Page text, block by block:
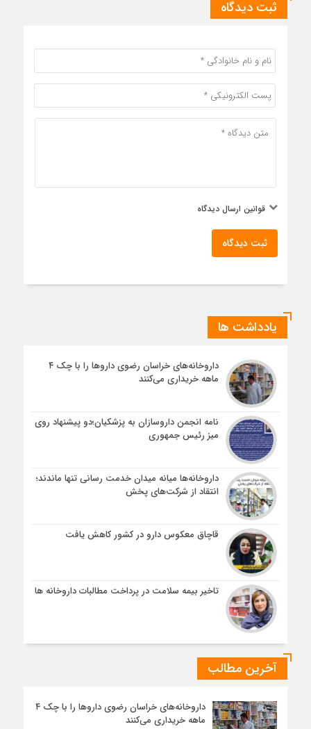
ثبت دیدگاه
قوانین ارسال دیدگاه
ثبت دیدگاه
یادداشت ها
داروخانه‌های خراسان رضوی داروها را با چک ۴
ماهه خریداری می‌کنند
نامه انجمن داروسازان به پزشکیان؛دو پیشنهاد روی
میز رئیس جمهوری
داروخانه‌ها میانه میدان خدمت رسانی تنها ماندند؛
انتقاد از شرکت‌های پخش
قاچاق معکوس دارو در کشور کاهش یافت
تاخیر بیمه سلامت در پرداخت مطالبات داروخانه ها
آخرین مطالب
داروخانه‌های خراسان رضوی داروها را با چک ۴
ماهه خریداری می‌کنند